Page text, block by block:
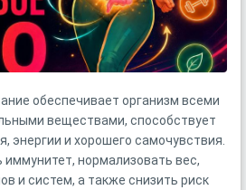
обеспечивает организм всеми
веществами, способствует
энергии и хорошего самочувствия.
иммунитет, нормализовать вес,
и систем, а также снизить риск